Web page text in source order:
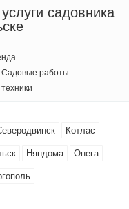
садовника
Садовые работы
Котлас
Няндома Онега